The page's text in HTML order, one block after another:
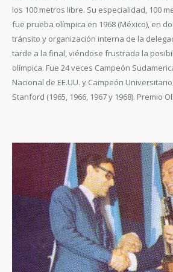
los 100 metros libre. Su especialidad, 100
fue prueba olímpica en 1968 (México), en
tránsito y organización interna de la
tarde a la final, viéndose frustrada la
olímpica. Fue 24 veces Campeón
Nacional de EE.UU. y Campeón
Stanford (1965, 1966, 1967 y 1968). Premio